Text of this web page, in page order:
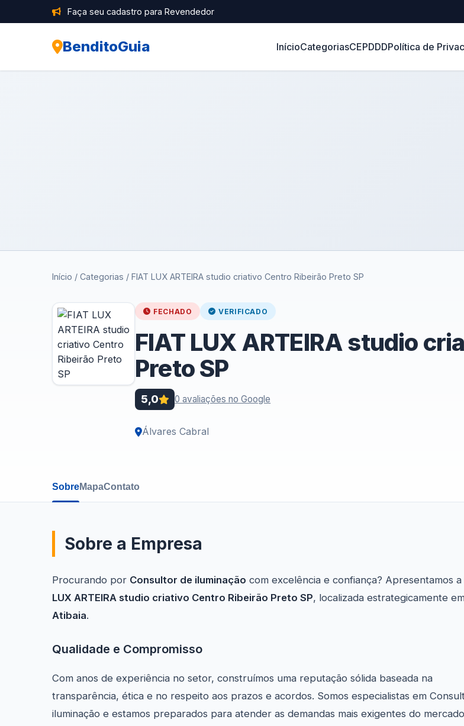
Faça seu cadastro para Revendedor
BenditoGuia InícioCategoriasCEPDDDPolítica de
Início / Categorias / FIAT LUX ARTEIRA studio criativo Centro Ribeirão Preto SP
FECHADO VERIFICADO
FIAT LUX ARTEIRA studio
Preto SP
5,0 0 avaliações no Google
Álvares Cabral
SobreMapaContato
Sobre a Empresa
Procurando por Consultor de iluminação com excelência e confiança? Apresentamos a
LUX ARTEIRA studio criativo Centro Ribeirão Preto SP, localizada estrategicamente
Atibaia.
Qualidade e Compromisso
Com anos de experiência no setor, construímos uma reputação sólida baseada na
transparência, ética e no respeito aos prazos e acordos. Somos especialistas em
iluminação e estamos preparados para atender as demandas mais exigentes do